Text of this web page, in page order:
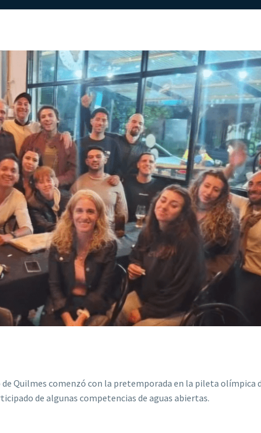
Quilmes comenzó con la pretemporada en la pileta olímpica
de algunas competencias de aguas abiertas.